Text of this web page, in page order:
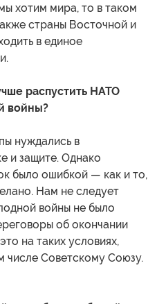
хотим мира, то в таком
страны Восточной и
в единое
распустить НАТО
войны?
нуждались в
и защите. Однако
было ошибкой — как и то,
Нам не следует
войны не было
об окончании
на таких условиях,
числе Советскому Союзу.